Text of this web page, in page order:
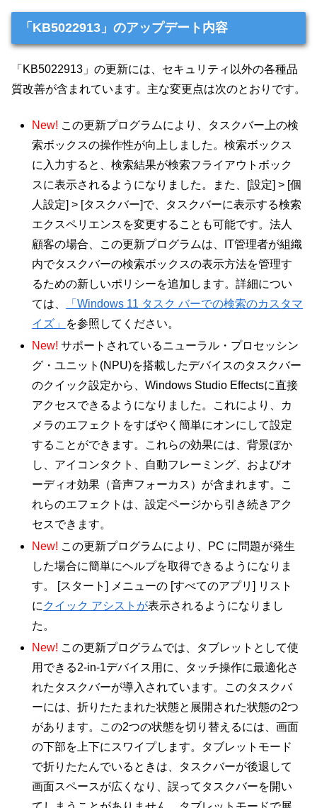
「KB5022913」のアップデート内容
「KB5022913」の更新には、セキュリティ以外の各種品
質改善が含まれています。主な変更点は次のとおりです。
New! この更新プログラムにより、タスクバー上の検
索ボックスの操作性が向上しました。検索ボックス
に入力すると、検索結果が検索フライアウトボック
スに表示されるようになりました。また、[設定] > [個
人設定] > [タスクバー]で、タスクバーに表示する検索
エクスペリエンスを変更することも可能です。法人
顧客の場合、この更新プログラムは、IT管理者が組織
内でタスクバーの検索ボックスの表示方法を管理す
るための新しいポリシーを追加します。詳細につい
ては、
「Windows 11 タスク バーでの検索のカスタマ
イズ」
を参照してください。
New! サポートされているニューラル・プロセッシン
グ・ユニット(NPU)を搭載したデバイスのタスクバー
のクイック設定から、Windows Studio Effectsに直接
アクセスできるようになりました。これにより、カ
メラのエフェクトをすばやく簡単にオンにして設定
することができます。これらの効果には、背景ぼか
し、アイコンタクト、自動フレーミング、およびオ
ーディオ効果（音声フォーカス）が含まれます。こ
れらのエフェクトは、設定ページから引き続きアク
セスできます。
New! この更新プログラムにより、PC に問題が発生
した場合に簡単にヘルプを取得できるようになりま
す。 [スタート] メニューの [すべてのアプリ] リスト
に クイック アシストが表示されるようになりまし
た。
New! この更新プログラムでは、タブレットとして使
用できる2-in-1デバイス用に、タッチ操作に最適化さ
れたタスクバーが導入されています。このタスクバ
ーには、折りたたまれた状態と展開された状態の2つ
があります。この2つの状態を切り替えるには、画面
の下部を上下にスワイプします。タブレットモード
で折りたたんでいるときは、タスクバーが後退して
画面スペースが広くなり、誤ってタスクバーを開い